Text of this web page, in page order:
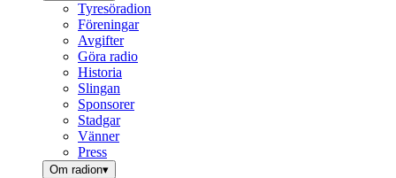
Tyresöradion
Föreningar
Avgifter
Göra radio
Historia
Slingan
Sponsorer
Stadgar
Vänner
Press
Om radion▾